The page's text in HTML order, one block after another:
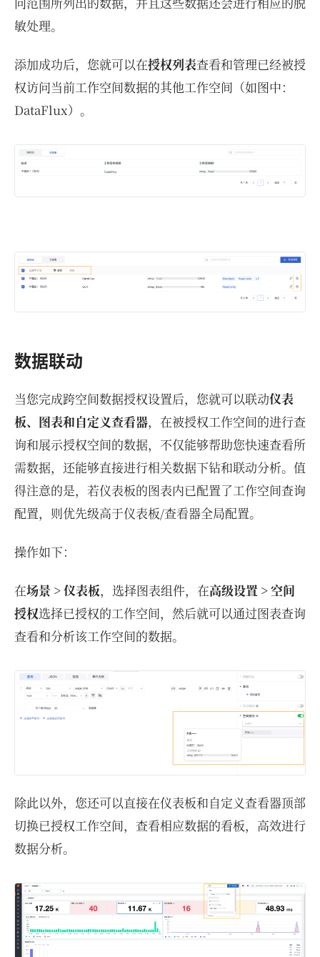
敏处理。
添加成功后，您就可以在授权列表查看和管理已经被授
权访问当前工作空间数据的其他工作空间（如图中：
DataFlux）。
数据联动
当您完成跨空间数据授权设置后，您就可以联动仪表
板、图表和自定义查看器，在被授权工作空间的进行查
询和展示授权空间的数据，不仅能够帮助您快速查看所
需数据，还能够直接进行相关数据下钻和联动分析。值
得注意的是，若仪表板的图表内已配置了工作空间查询
配置，则优先级高于仪表板/查看器全局配置。
操作如下：
在场景 > 仪表板，选择图表组件，在高级设置 > 空间
授权选择已授权的工作空间，然后就可以通过图表查询
查看和分析该工作空间的数据。
除此以外，您还可以直接在仪表板和自定义查看器顶部
切换已授权工作空间，查看相应数据的看板，高效进行
数据分析。